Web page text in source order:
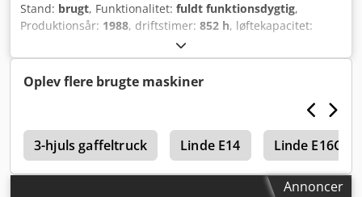
Stand: brugt, Funktionalitet: fuldt funktionsdygtig,
Produktionsår: 1988, driftstimer: 852 h, løftekapacitet:
2.790 mm
brændstoftype:elektrisk, mastetype:simplex,
bygningshøjde:2.000 mm, drivtype:
hjulet gaffeltruck Lastcenter: 500 mm ISO klasse: ISO klasse
2 = 1.000 – 2.500 kg Masttype: Standard Stand: Klar til brug
og fuldt funktionsdygtig Teknisk stand: God Fordæk type:
Superelastisk Fordæk tilstand: 40 – 60 % Bagdæk type:
Superelastisk Bagdæk tilstand: 40 – 60 % Credpfx Aiszbdz
He Ajf Batterispænding: 24V Arbejdslygter bagpå,
Oplev flere brugte maskiner
3-hjuls gaffeltruck Linde E14 Linde E16C
Annoncer